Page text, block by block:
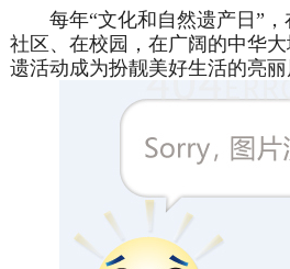
每年“文化和自然遗产日”，
社区、在校园，在广阔的中华
遗活动成为扮靓美好生活的亮丽